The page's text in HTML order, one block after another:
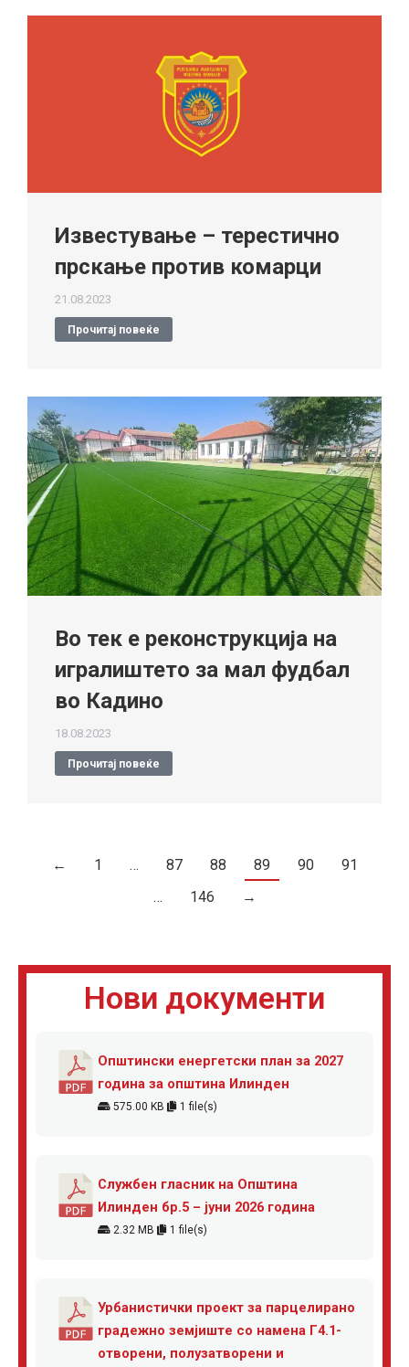
Известување – терестично
прскање против комарци
21.08.2023
Прочитај повеќе
Во тек е реконструкција на
игралиштето за мал фудбал
во Кадино
18.08.2023
Прочитај повеќе
← 1 … 87 88 89 90
91
…
146 →
Нови документи
Општински енергетски план за 2027
година за општина Илинден
575.00 KB 1 file(s)
Службен гласник на Општина
Илинден бр.5 – јуни 2026 година
2.32 MB 1 file(s)
Урбанистички проект за парцелирано
градежно земјиште со намена Г4.1-
отворени, полузатворени и